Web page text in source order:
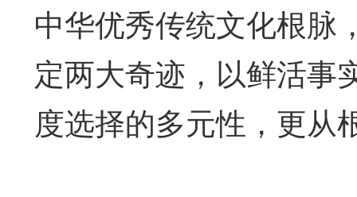
中华优秀传统文化根脉
定两大奇迹，以鲜活事
度选择的多元性，更从